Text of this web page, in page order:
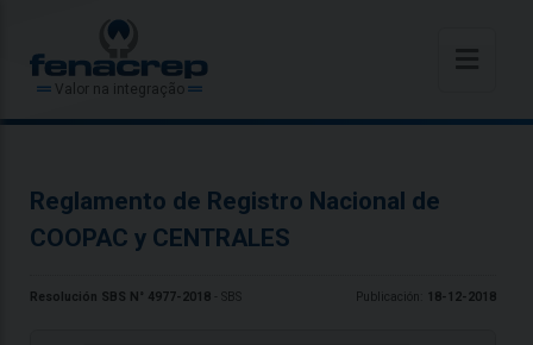
Valor na integração
Reglamento de Registro Nacional de
COOPAC y CENTRALES
Resolución SBS N° 4977-2018 - SBS Publicación: 18-12-2018